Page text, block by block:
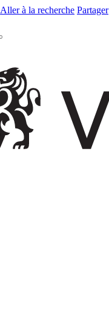
Aller à la recherche Partager